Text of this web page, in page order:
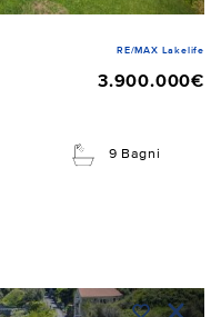
RE/MAX Lakelife
3.900.000€
9 Bagni